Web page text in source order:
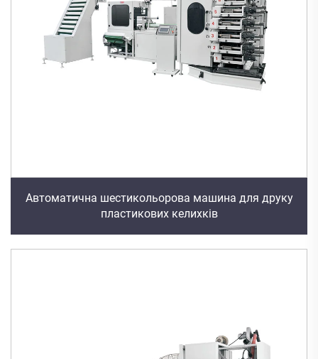
Автоматична шестикольорова машина для друку
пластикових келихків